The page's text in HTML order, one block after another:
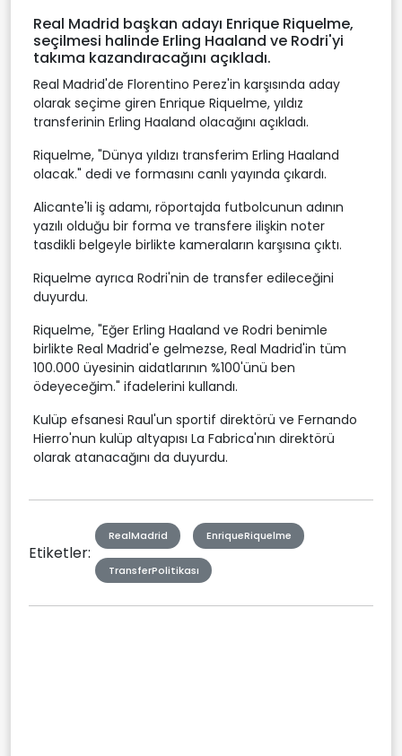
Real Madrid başkan adayı Enrique Riquelme,
seçilmesi halinde Erling Haaland ve Rodri'yi
takıma kazandıracağını açıkladı.
Real Madrid'de Florentino Perez'in karşısında aday
olarak seçime giren Enrique Riquelme, yıldız
transferinin Erling Haaland olacağını açıkladı.
Riquelme, "Dünya yıldızı transferim Erling Haaland
olacak." dedi ve formasını canlı yayında çıkardı.
Alicante'li iş adamı, röportajda futbolcunun adının
yazılı olduğu bir forma ve transfere ilişkin noter
tasdikli belgeyle birlikte kameraların karşısına çıktı.
Riquelme ayrıca Rodri'nin de transfer edileceğini
duyurdu.
Riquelme, "Eğer Erling Haaland ve Rodri benimle
birlikte Real Madrid'e gelmezse, Real Madrid'in tüm
100.000 üyesinin aidatlarının %100'ünü ben
ödeyeceğim." ifadelerini kullandı.
Kulüp efsanesi Raul'un sportif direktörü ve Fernando
Hierro'nun kulüp altyapısı La Fabrica'nın direktörü
olarak atanacağını da duyurdu.
Etiketler:
RealMadrid EnriqueRiquelme
TransferPolitikası